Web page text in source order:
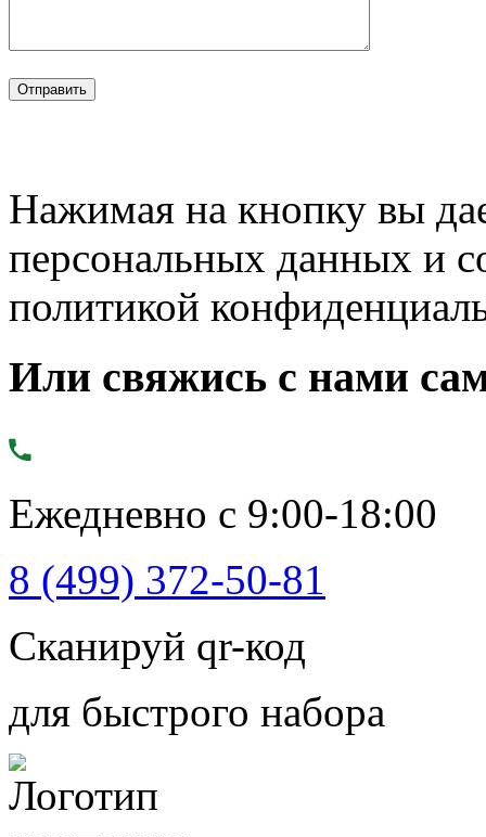
Нажимая на кнопку вы
персональных данных и
политикой
Или свяжись с нами
Ежедневно с 9:00-18:00
8 (499) 372-50-81
Сканируй qr-код
для быстрого набора